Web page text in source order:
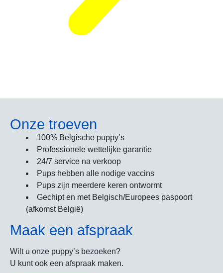
Onze troeven
100% Belgische puppy’s
Professionele wettelijke garantie
24/7 service na verkoop
Pups hebben alle nodige vaccins
Pups zijn meerdere keren ontwormt
Gechipt en met Belgisch/Europees paspoort
(afkomst België)
Maak een afspraak
Wilt u onze puppy’s bezoeken?
U kunt ook een afspraak maken.